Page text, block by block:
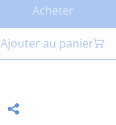
Acheter
Ajouter au panier